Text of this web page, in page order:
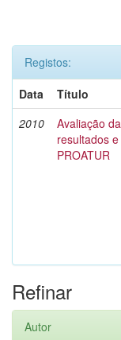
Registos:
Data
Título
2010
Avaliação
resultados
PROATUR
Refinar
Autor